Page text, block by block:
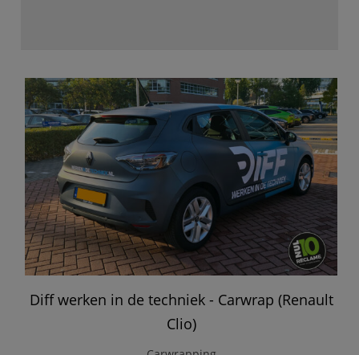
Diff werken in de techniek - Carwrap (Renault
Clio)